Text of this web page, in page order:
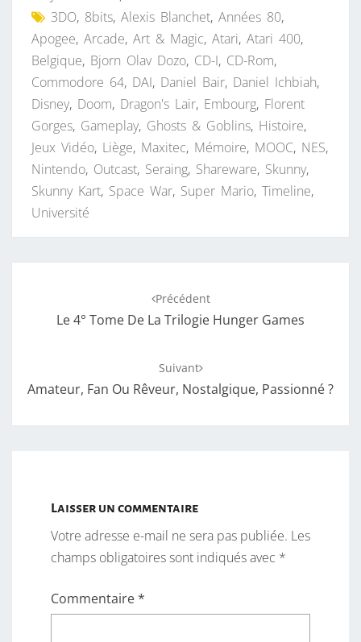
3DO, 8bits, Alexis Blanchet, Années 80,
Apogee, Arcade, Art & Magic, Atari, Atari 400,
Belgique, Bjorn Olav Dozo, CD-I, CD-Rom,
Commodore 64, DAI, Daniel Bair, Daniel Ichbiah,
Disney, Doom, Dragon's Lair, Embourg, Florent
Gorges, Gameplay, Ghosts & Goblins, Histoire,
Jeux Vidéo, Liège, Maxitec, Mémoire, MOOC, NES,
Nintendo, Outcast, Seraing, Shareware, Skunny,
Skunny Kart, Space War, Super Mario, Timeline,
Université
Précédent
Le 4° Tome De La Trilogie Hunger Games
Suivant
Amateur, Fan Ou Rêveur, Nostalgique, Passionné ?
Laisser un commentaire
Votre adresse e-mail ne sera pas publiée. Les
champs obligatoires sont indiqués avec *
Commentaire*